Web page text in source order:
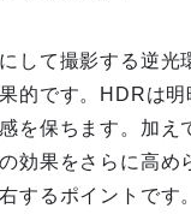
して撮影する逆
的です。HDRは
を保ちます。加
効果をさらに高
するポイントです。